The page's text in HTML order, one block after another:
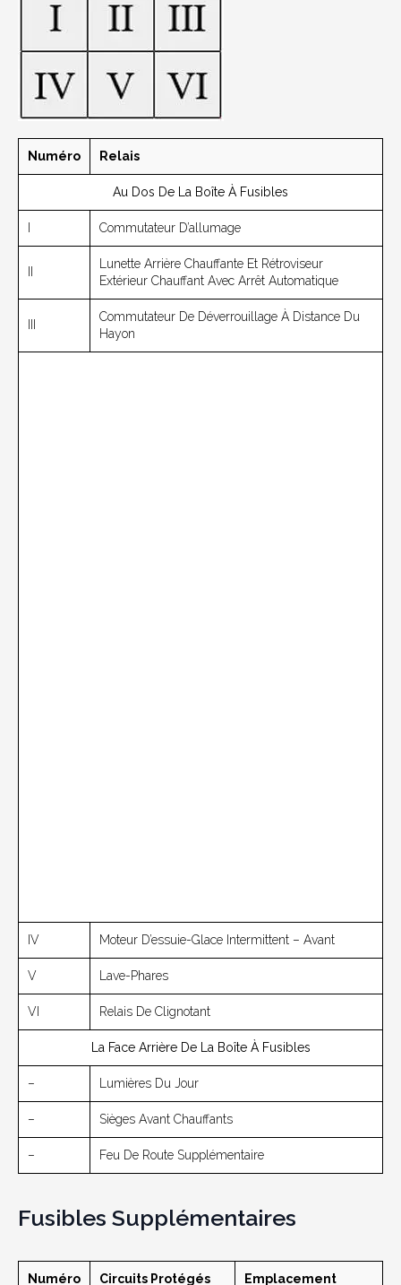
Numéro Relais
Au Dos De La Boîte À Fusibles
Commutateur D’allumage
Lunette Arrière Chauffante Et Rétroviseur
Extérieur Chauffant Avec Arrêt Automatique
Commutateur De Déverrouillage À Distance Du
Hayon
IV Moteur D’essuie-Glace Intermittent – Avant
V Lave-Phares
VI Relais De Clignotant
La Face Arrière De La Boîte À Fusibles
– Lumières Du Jour
– Sièges Avant Chauffants
– Feu De Route Supplémentaire
Fusibles Supplémentaires
Numéro Circuits Protégés Emplacement